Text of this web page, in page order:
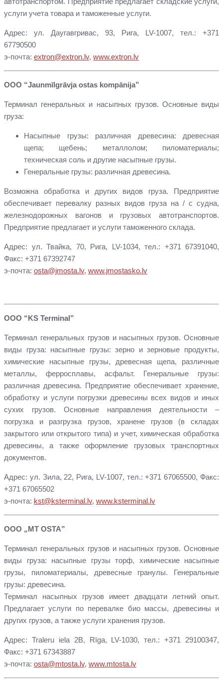
услуги учета товара и таможенные услуги.
Адрес: ул. Даугавгривас, 93, Рига, LV-1007, тел.: +371
67790500
э-почта: extron@extron.lv, www.extron.lv
ООО “Jaunmīlgrāvja ostas kompānija”
Терминал генеральных и насыпных грузов. Основные виды
груза:
Насыпные грузы: различная древесина: древесная
щепа; щебень; металлолом; пиломатериалы;
техническая соль и другие насыпные грузы.
Генеральные грузы: различная древесина.
Возможна обработка и других видов груза. Предприятие
обеспечивает перевалку разных видов грузa на / с судна,
железнодорожных вагонов и грузовых автотранспортов.
Предприятие предлагает и услуги таможенного склада.
Адрес: ул. Твайка, 70, Рига, LV-1034, тел.: +371 67391040,
Факс: +371 67392747
э-почта: osta@jmosta.lv, www.jmostasko.lv
ООО “KS Terminal”
Терминал генеральных грузов и насыпных грузов. Основные
виды груза: насыпные грузы: зерно и зерновые продукты,
химические насыпные грузы, древесная щепа, различные
металлы, ферросплавы, асфальт. Генеральные грузы:
различная древесина. Предприятие обеспечивает хранение,
обработку и услуги погрузки древесины всех видов и иных
сухих грузов. Основные направления деятельности –
погрузка и разгрузка грузов, хранене грузов (в складах
закрытого или открытого типа) и учет, химическая обработка
древесины, а также оформление грузовых транспортных
документов.
Адрес: ул. Зила, 22, Рига, LV-1007, тел.: +371 67065500, Факс:
+371 67065502
э-почта: kst@ksterminal.lv, www.ksterminal.lv
ООО „MT OSTA”
Терминал генеральных грузов и насыпных грузов. Основные
виды груза: насыпные грузы торф, химические насыпные
грузы, пиломатериалы, древесные гранулы. Генеральные
грузы: древесина.
Терминал насыпных грузов имеет двадцати летний опыт.
Предлагает услуги по перевалке био массы, древесины и
других грузов, а также услуги хранения грузов.
Адрес: Traleru iela 2B, Rīga, LV-1030, тел.: +371 29100347,
Факс: +371 67343887
э-почта: osta@mtosta.lv, www.mtosta.lv